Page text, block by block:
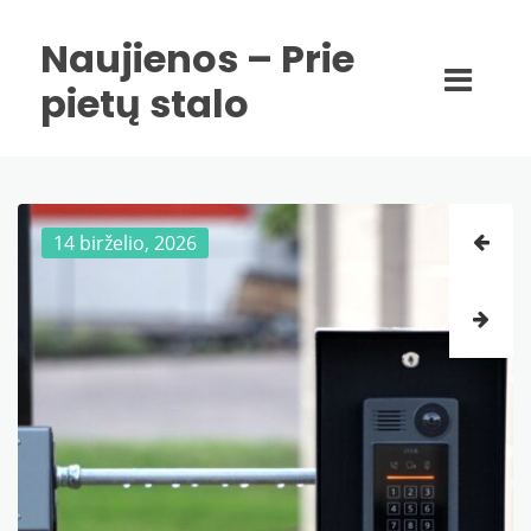
Naujienos – Prie
pietų stalo
14 birželio, 2026
30 gegužės, 2026
29 gegužės, 2026